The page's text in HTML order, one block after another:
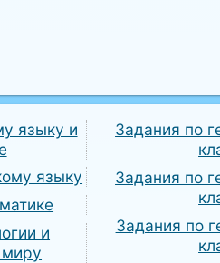
языку и
языку
и
Задания по
Задания по
Задания по